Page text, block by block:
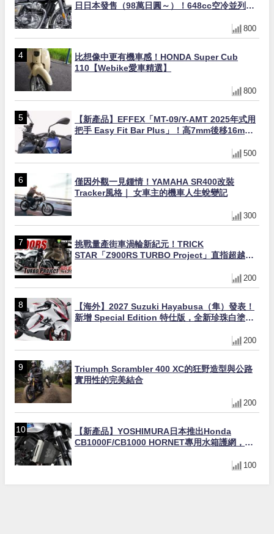
日日本發售（98萬日圓～）！648cc空冷並列雙
800
比想像中更有機車感！HONDA Super Cub
110【Webike愛車精選】
800
【新產品】EFFEX「MT-09/Y-AMT 2025年式用
把手 Easy Fit Bar Plus」！高7mm後移16mm
500
僅因外觀一見鍾情！YAMAHA SR400改裝
Tracker風格｜ 女車主的機車人生蛻變記
300
挑戰量產街車渦輪新紀元！TRICK
STAR「Z900RS TURBO Project」直指超越
200
【海外】2027 Suzuki Hayabusa（隼）發表！
新增 Special Edition 特仕版，全新珍珠白塗裝
200
Triumph Scrambler 400 XC的狂野造型與公路
實用性的完美結合
200
【新產品】YOSHIMURA日本推出Honda
CB1000F/CB1000 HORNET專用水箱護網，六
100